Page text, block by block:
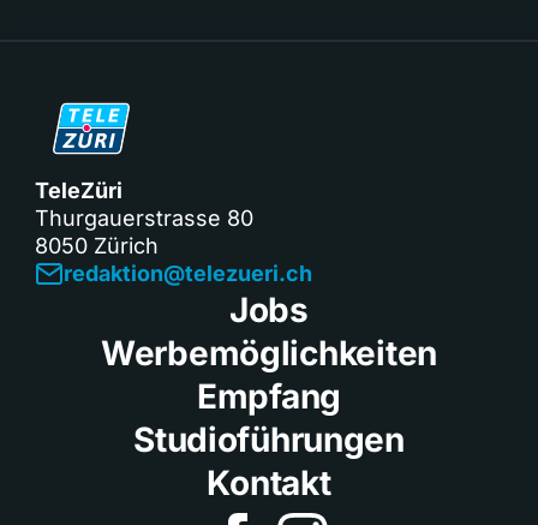
TeleZüri
Thurgauerstrasse 80
8050 Zürich
redaktion@telezueri.ch
Jobs
Werbemöglichkeiten
Empfang
Studioführungen
Kontakt